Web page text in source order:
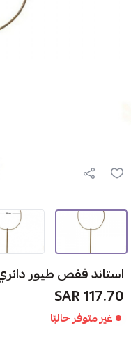
استاند قفص طيور
117.70 SAR
غير متوفر حاليًا